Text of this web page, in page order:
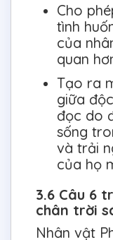
Cho
tình
của
quan
Tạo ra
giữa
đọc do
sống
và trải
của họ
3.6 Câu 6
chân trời
Nhân vật